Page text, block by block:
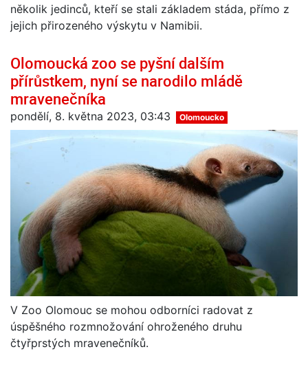
několik jedinců, kteří se stali základem stáda, přímo z
jejich přirozeného výskytu v Namibii.
Olomoucká zoo se pyšní dalším
přírůstkem, nyní se narodilo mládě
mravenečníka
pondělí, 8. května 2023, 03:43 Olomoucko
V Zoo Olomouc se mohou odborníci radovat z
úspěšného rozmnožování ohroženého druhu
čtyřprstých mravenečníků.